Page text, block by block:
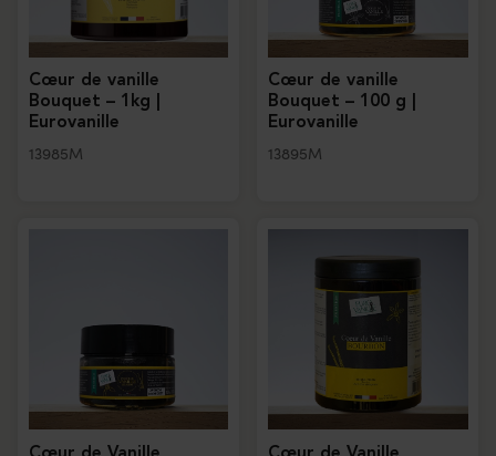
Cœur de vanille
Bouquet – 1kg |
Eurovanille
13985M
Cœur de vanille
Bouquet – 100 g |
Eurovanille
13895M